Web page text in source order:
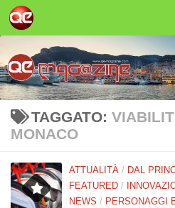
Salta al contenuto
TAGGATO:
MONACO
ATTUALITÀ / DAL
FEATURED /
NEWS / PERSONAGGI